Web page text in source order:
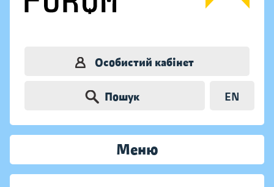
Особистий кабінет
Пошук EN
Меню